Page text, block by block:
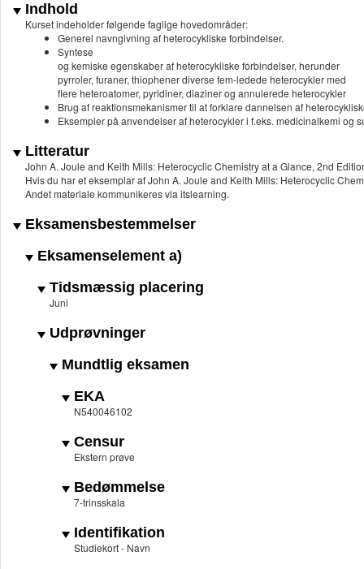
Indhold
Kurset indeholder følgende faglige hovedområder:
Generel navngivning af heterocykliske forbindelser.
Syntese
og kemiske egenskaber af heterocykliske forbindelser, herunder
pyrroler, furaner, thiophener diverse fem-ledede heterocykler med
flere heteroatomer, pyridiner, diaziner og annulerede heterocykler
Brug af reaktionsmekanismer til at forklare dannelsen af
Eksempler på anvendelser af heterocykler i f.eks. medicinalkemi og
Litteratur
John A. Joule and Keith Mills: Heterocyclic Chemistry at a Glance, 2nd
Hvis du har et eksemplar af John A. Joule and Keith Mills: Heterocyclic
Andet materiale kommunikeres via itslearning.
Eksamensbestemmelser
Eksamenselement a)
Tidsmæssig placering
Juni
Udprøvninger
Mundtlig eksamen
EKA
N540046102
Censur
Ekstern prøve
Bedømmelse
7-trinsskala
Identifikation
Studiekort - Navn